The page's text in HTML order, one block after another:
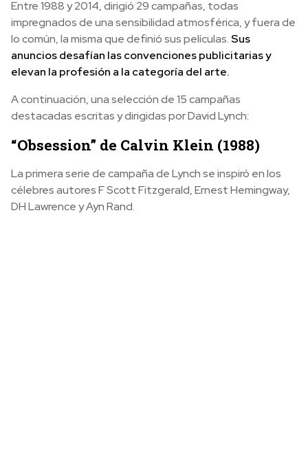
Entre 1988 y 2014, dirigió 29 campañas, todas
impregnados de una sensibilidad atmosférica, y fuera de
lo común, la misma que definió sus películas.Sus
anuncios desafían las convenciones publicitarias y
elevan la profesión a la categoría del arte.
A continuación, una selección de 15 campañas
destacadas escritas y dirigidas por David Lynch:
“Obsession” de Calvin Klein (1988)
La primera serie de campaña de Lynch se inspiró en los
célebres autores F Scott Fitzgerald, Ernest Hemingway,
DH Lawrence y Ayn Rand.